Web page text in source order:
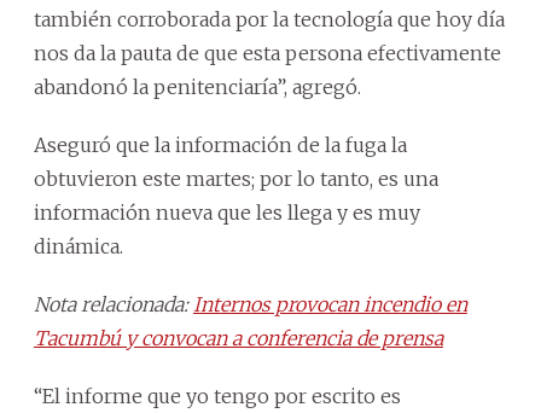
también corroborada por la tecnología que hoy día
nos da la pauta de que esta persona efectivamente
abandonó la penitenciaría”, agregó.
Aseguró que la información de la fuga la
obtuvieron este martes; por lo tanto, es una
información nueva que les llega y es muy
dinámica.
Nota relacionada:Internos provocan incendio en
Tacumbú y convocan a conferencia de prensa
“El informe que yo tengo por escrito es